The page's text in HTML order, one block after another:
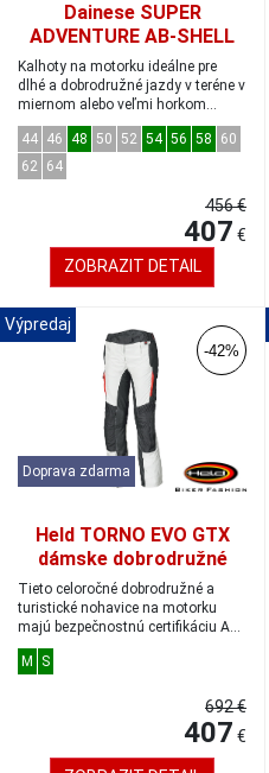
Dainese SUPER
ADVENTURE AB-SHELL
dobrodružné nohavice
svetlosivé/čierne/
červené veľkosť 52
Kalhoty na motorku ideálne pre
dlhé a dobrodružné jazdy v teréne v
miernom alebo veľmi horkom
podneb...
44 46 48 50 52 54 56 58
60
62 64
456 €
407 €
ZOBRAZIT DETAIL
Výpredaj
-42%
Doprava zdarma
Held TORNO EVO GTX
dámske dobrodružné
Gore-Tex nohavice šedé/
čierne veľkosť M
Tieto celoročné dobrodružné a
turistické nohavice na motorku
majú bezpečnostnú certifikáciu AA
a odn...
M
S
692 €
407 €